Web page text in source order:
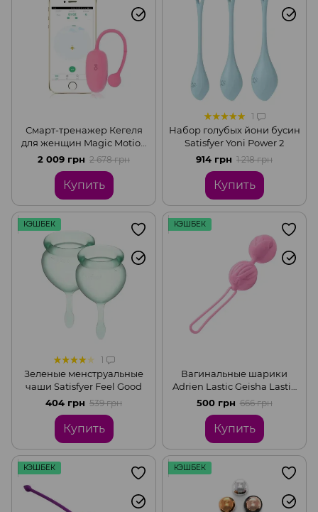
Смарт-тренажер Кегеля
для женщин Magic Motion
Kegel Coach
2 009 грн 2 678 грн
Купить
1
Набор голубых йони бусин
Satisfyer Yoni Power 2
914 грн 1 218 грн
Купить
КЭШБЕК
1
Зеленые менструальные
чаши Satisfyer Feel Good
404 грн 539 грн
Купить
КЭШБЕК
Вагинальные шарики
Adrien Lastic Geisha Lastic
Balls Mini Pink (S), диаметр
3,4 см, масса 85 г
500 грн 666 грн
Купить
КЭШБЕК КЭШБЕК